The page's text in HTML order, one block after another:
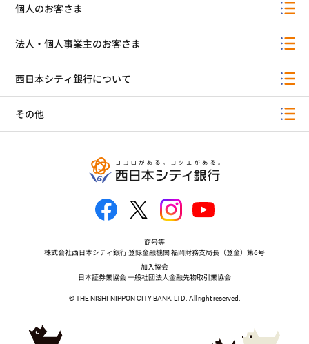
個人のお客さま
法人・個人事業主のお客さま
西日本シティ銀行について
その他
商号等
株式会社西日本シティ銀行 登録金融機関 福岡財務支局長（登金）第6号
加入協会
日本証券業協会 一般社団法人金融先物取引業協会
© THE NISHI-NIPPON CITY BANK, LTD. All right reserved.